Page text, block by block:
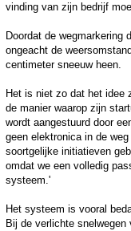
vinding van zijn bedrijf
Doordat de
ongeacht de
centimeter sneeuw heen.
Het is niet zo dat het idee
de manier waarop zijn
wordt aangestuurd door
geen elektronica in de
soortgelijke initiatieven
omdat we een volledig
systeem.'
Het systeem is vooral
Bij de verlichte